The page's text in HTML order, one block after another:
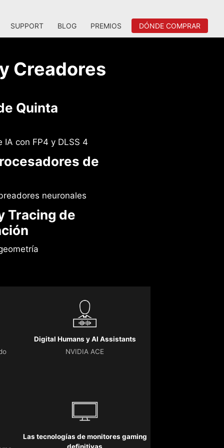
SUPPORT BLOG PREMIOS DÓNDE COMPRAR
Creadores
Quinta
con FP4 y DLSS 4
de
neuronales
Tracing de
Digital Humans y AI Assistants
NVIDIA ACE
Las tecnologías de monitores gaming